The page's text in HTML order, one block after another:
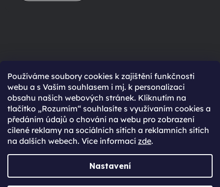
Používáme soubory cookies k zajištění funkčnosti
webu a s Vaším souhlasem i mj. k personalizaci
obsahu našich webových stránek. Kliknutím na
tlačítko „Rozumím“ souhlasíte s využívaním cookies a
předáním údajů o chování na webu pro zobrazení
cílené reklamy na sociálních sítích a reklamních sítích
na dalších webech. Více informací zde.
Nastavení
Ještě nemáte účet?
Rychlejší nákup díky uloženým údajům
Přehled o stavu objednávky
Kompletní historie objednávek
Speciální akce, novinky a slevy pro registrované
Vytvořil Shoptet Premium